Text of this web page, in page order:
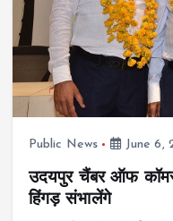
Public News June 6,
उदयपुर चैंबर ऑफ
हिंगड़ संभालेंगे